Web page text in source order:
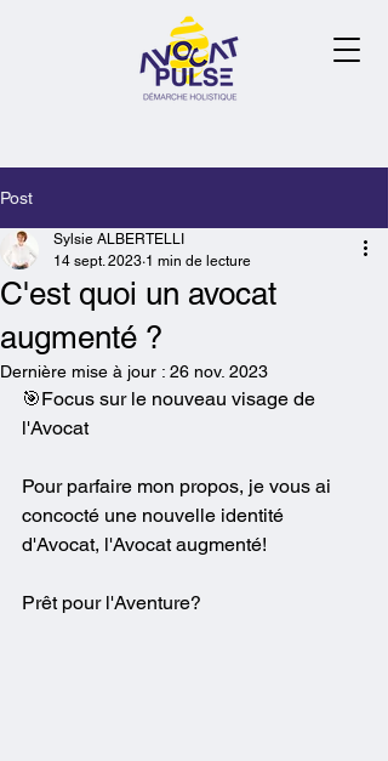
Post
C'est quoi un avocat
augmenté ?
Sylsie ALBERTELLI
14 sept. 2023 1 min de lecture
Dernière mise à jour : 26 nov. 2023
🎯Focus sur le nouveau visage de
l'Avocat
Pour parfaire mon propos, je vous ai
concocté une nouvelle identité
d'Avocat, l'Avocat augmenté!
Prêt pour l'Aventure?